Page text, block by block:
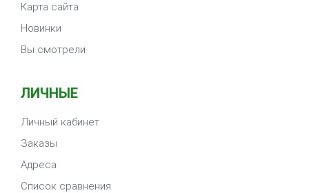
Карта сайта
Новинки
Вы смотрели
ЛИЧНЫЕ
Личный кабинет
Заказы
Адреса
Список сравнения